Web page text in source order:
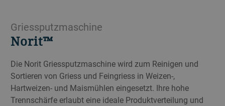
Griessputzmaschine
Norit™
Die Norit Griessputzmaschine wird zum Reinigen und
Sortieren von Griess und Feingriess in Weizen-,
Hartweizen- und Maismühlen eingesetzt. Ihre hohe
Trennschärfe erlaubt eine ideale Produktverteilung und